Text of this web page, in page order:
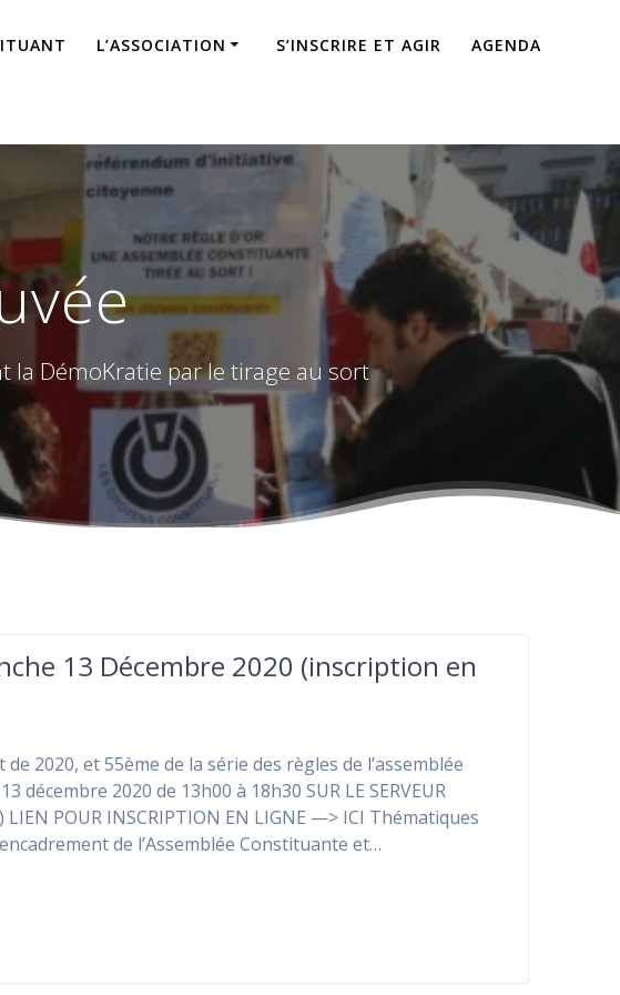
L’ASSOCIATION S’INSCRIRE ET AGIR AGENDA
la DémoKratie par le tirage au sort
13 Décembre 2020 (inscription en
2020, et 55ème de la série des règles de l’assemblée
2020 de 13h00 à 18h30 SUR LE SERVEUR
POUR INSCRIPTION EN LIGNE —> ICI Thématiques
de l’Assemblée Constituante et…